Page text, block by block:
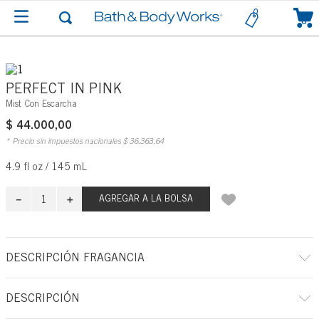
0
PERFECT IN PINK
Mist Con Escarcha
$ 44.000,00
* Precio sin impuestos nacionales $ 36.363, 64
4.9 fl oz / 145 mL
＋
－ AGREGAR A LA BOLSA
DESCRIPCIÓN FRAGANCIA
A qué huele: ese momento en que todas las miradas están puestas en ti...
DESCRIPCIÓN